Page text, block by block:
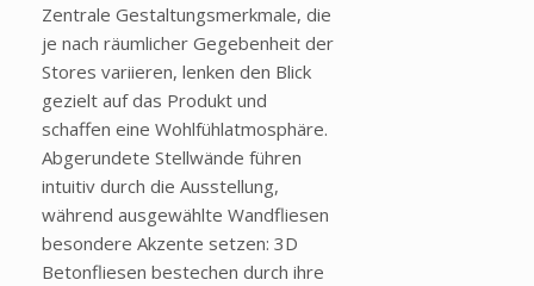
Zentrale Gestaltungsmerkmale, die
je nach räumlicher Gegebenheit der
Stores variieren, lenken den Blick
gezielt auf das Produkt und
schaffen eine Wohlfühlatmosphäre.
Abgerundete Stellwände führen
intuitiv durch die Ausstellung,
während ausgewählte Wandfliesen
besondere Akzente setzen: 3D
Betonfliesen bestechen durch ihre